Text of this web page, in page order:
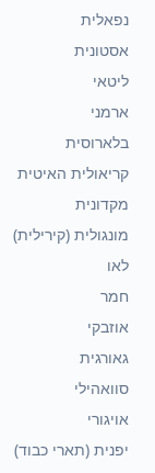
נפאלית
אסטונית
ליטאי
ארמני
בלארוסית
קריאולית האיטית
מקדונית
מונגולית (קירילית)
לאו
חמר
אוזבקי
גאורגית
סוואהילי
אויגורי
יפנית (תארי כבוד)